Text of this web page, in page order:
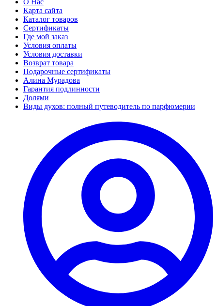
О Нас
Карта сайта
Каталог товаров
Сертификаты
Где мой заказ
Условия оплаты
Условия доставки
Возврат товара
Подарочные сертификаты
Алина Мурадова
Гарантия подлинности
Долями
Виды духов: полный путеводитель по парфюмерии